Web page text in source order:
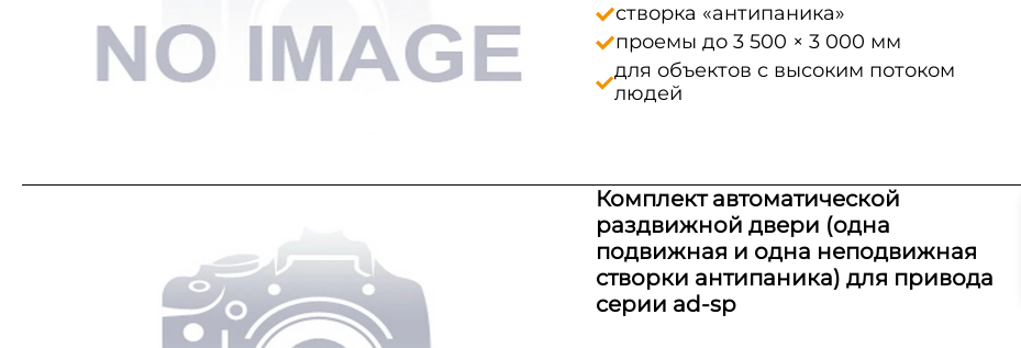
створка «антипаника»
проемы до 3 500 × 3 000 мм
для объектов с высоким потоком
людей
Комплект автоматической
раздвижной двери (одна
подвижная и одна неподвижная
створки антипаника) для привода
серии ad-sp